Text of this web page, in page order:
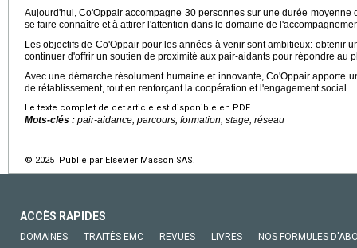
Aujourd'hui, Co'Oppair accompagne 30 personnes sur une durée moyenne
se faire connaître et à attirer l'attention dans le domaine de
Les objectifs de Co'Oppair pour les années à venir sont ambitieux: obtenir
continuer d'offrir un soutien de proximité aux pair-aidants pour répondre au
Avec une démarche résolument humaine et innovante, Co'Oppair apporte
de rétablissement, tout en renforçant la coopération et l'engagement social.
Le texte complet de cet article est disponible en PDF.
Mots-clés : pair-aidance, parcours, formation, stage, réseau
© 2025 Publié par Elsevier Masson SAS.
ACCÈS RAPIDES
DOMAINES TRAITÉS EMC REVUES LIVRES NOS FORMULES